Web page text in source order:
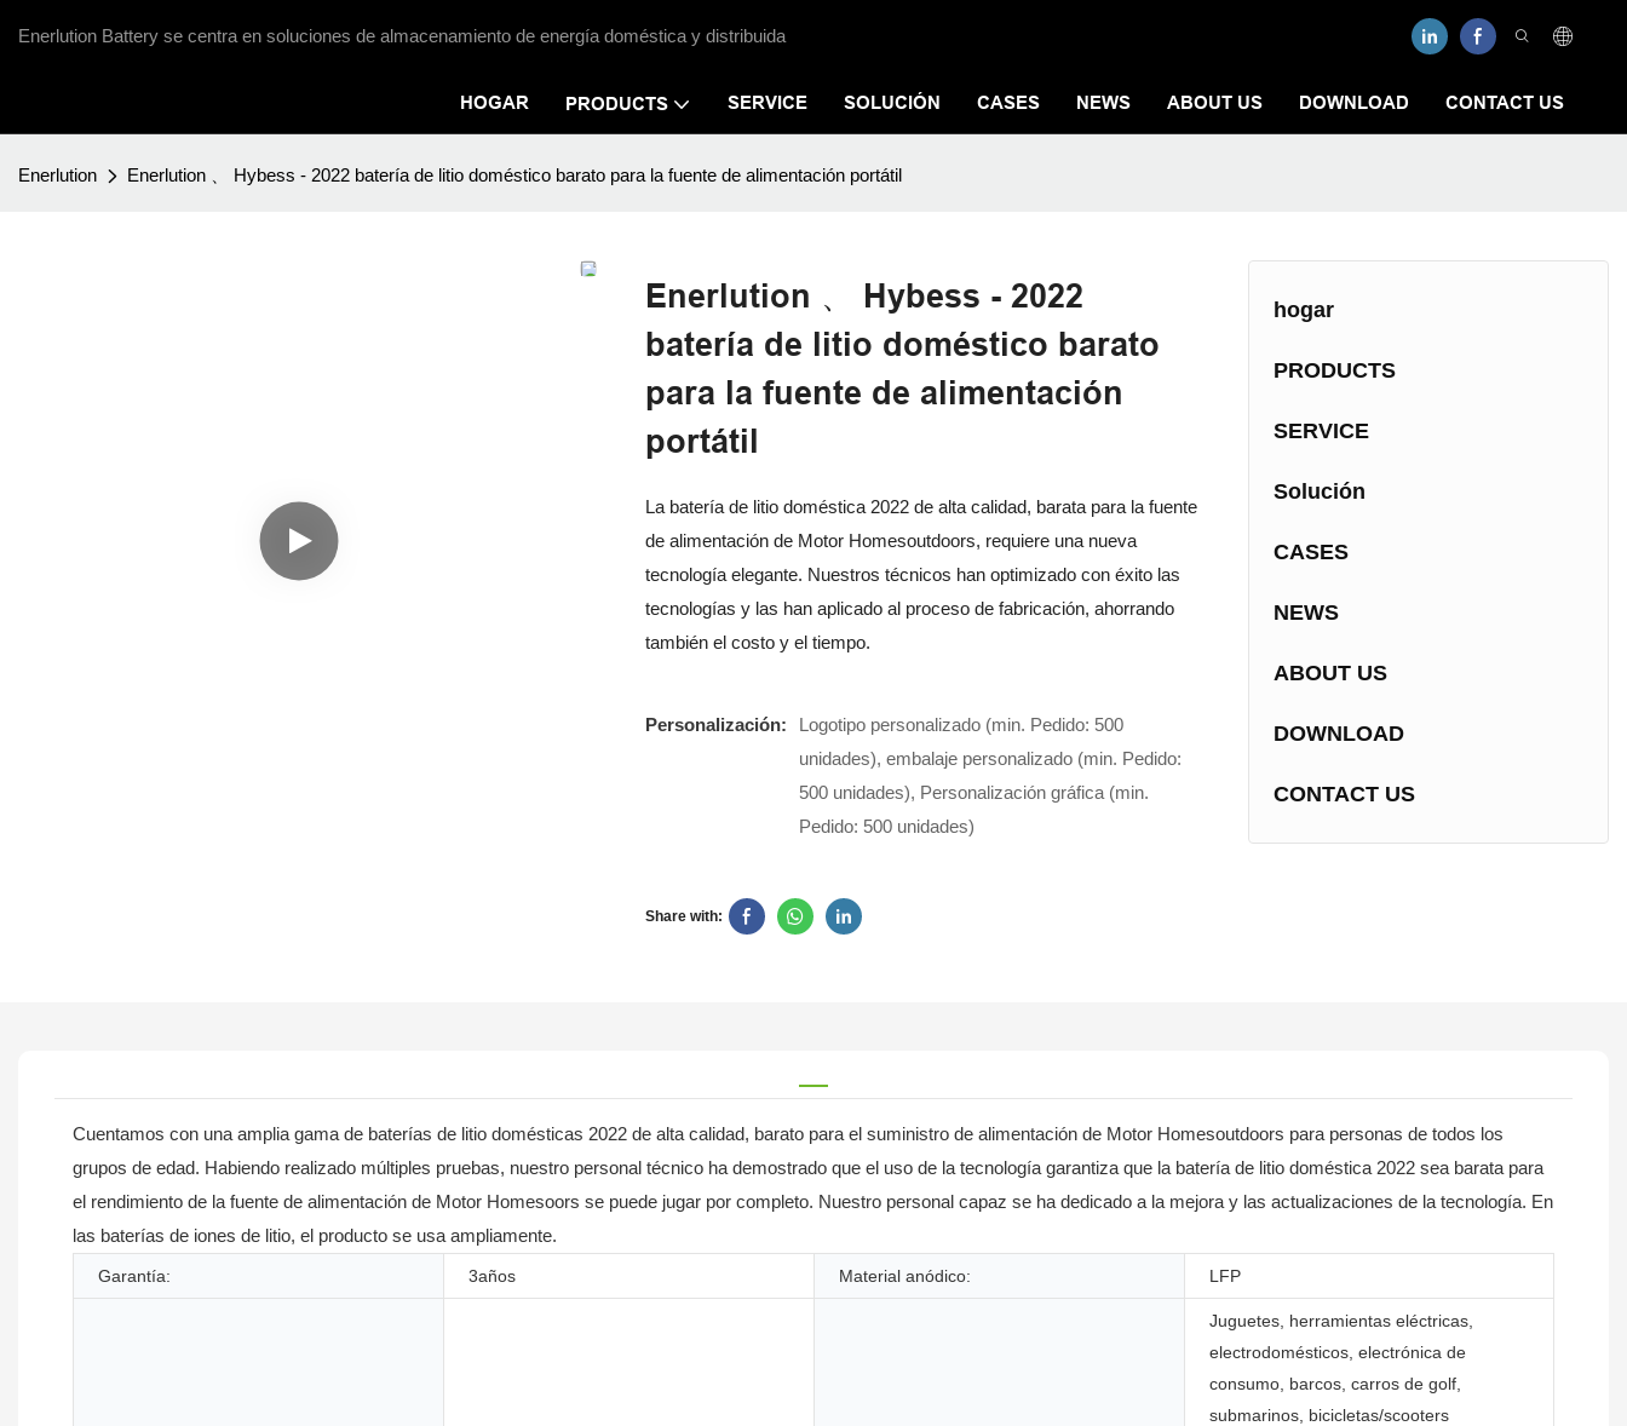
Enerlution Battery se centra en soluciones de almacenamiento de energía doméstica y distribuida
HOGAR PRODUCTS SERVICE SOLUCIÓN CASES NEWS ABOUT US DOWNLOAD CONTACT US
Enerlution Enerlution 、 Hybess - 2022 batería de litio doméstico barato para la fuente de alimentación portátil
Enerlution 、 Hybess - 2022
batería de litio doméstico barato
para la fuente de alimentación
portátil
La batería de litio doméstica 2022 de alta calidad, barata para la fuente
de alimentación de Motor Homesoutdoors, requiere una nueva
tecnología elegante. Nuestros técnicos han optimizado con éxito las
tecnologías y las han aplicado al proceso de fabricación, ahorrando
también el costo y el tiempo.
Personalización:
Logotipo personalizado (min. Pedido: 500
unidades), embalaje personalizado (min. Pedido:
500 unidades), Personalización gráfica (min.
Pedido: 500 unidades)
Share with:
hogar
PRODUCTS
SERVICE
Solución
CASES
NEWS
ABOUT US
DOWNLOAD
CONTACT US
Cuentamos con una amplia gama de baterías de litio domésticas 2022 de alta calidad, barato para el suministro de alimentación de Motor Homesoutdoors para personas de todos los
grupos de edad. Habiendo realizado múltiples pruebas, nuestro personal técnico ha demostrado que el uso de la tecnología garantiza que la batería de litio doméstica 2022 sea barata para
el rendimiento de la fuente de alimentación de Motor Homesoors se puede jugar por completo. Nuestro personal capaz se ha dedicado a la mejora y las actualizaciones de la tecnología. En
las baterías de iones de litio, el producto se usa ampliamente.
Garantía: 3años Material anódico: LFP
Juguetes, herramientas eléctricas,
electrodomésticos, electrónica de
consumo, barcos, carros de golf,
submarinos, bicicletas/scooters